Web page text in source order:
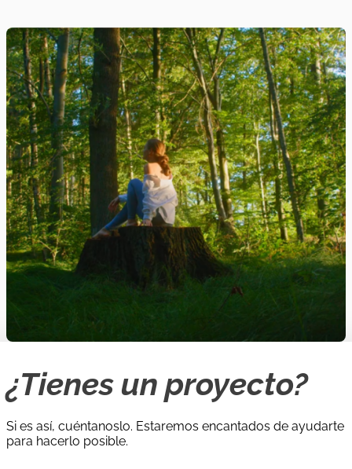
¿Tienes un proyecto?
Si es así, cuéntanoslo. Estaremos encantados de ayudarte
para hacerlo posible.